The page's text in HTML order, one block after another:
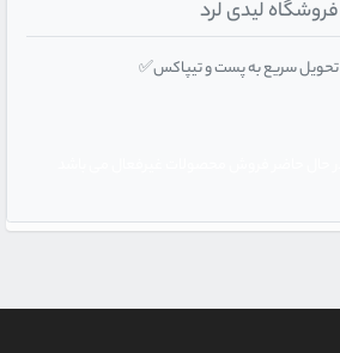
فروشگاه لیدی لرد
تحویل سریع به پست و تیپاکس✅